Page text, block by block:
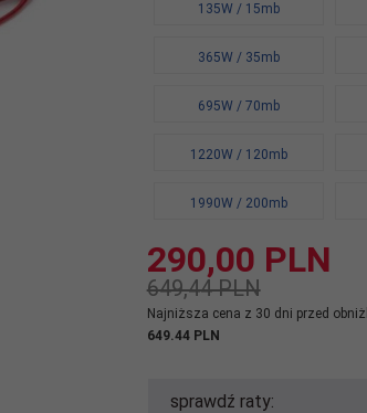
135W / 15mb
365W / 35mb
695W / 70mb
1220W / 120mb
1990W / 200mb
290,00 PLN
649,44 PLN
Najniższa cena z 30 dni przed
649.44 PLN
sprawdź raty: